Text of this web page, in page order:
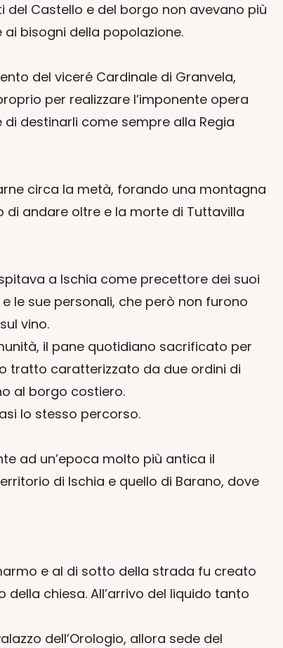
Castello e del borgo non avevano più
bisogni della popolazione.
del viceré Cardinale di Granvela,
per realizzare l’imponente opera
destinarli come sempre alla Regia
circa la metà, forando una montagna
di andare oltre e la morte di Tuttavilla
a Ischia come precettore dei suoi
le sue personali, che però non furono
vino.
il pane quotidiano sacrificato per
tratto caratterizzato da due ordini di
al borgo costiero.
lo stesso percorso.
ad un’epoca molto più antica il
di Ischia e quello di Barano, dove
e al di sotto della strada fu creato
chiesa. All’arrivo del liquido tanto
dell’Orologio, allora sede del